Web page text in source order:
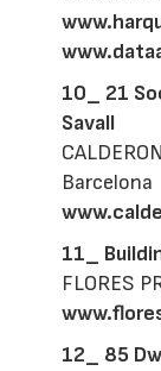
10_ 21
Savall
Barcelona
11_
FLORES
12_ 85